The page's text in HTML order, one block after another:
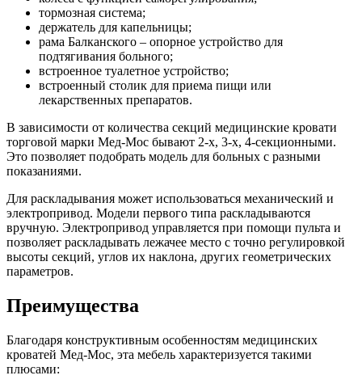
тормозная система;
держатель для капельницы;
рама Балканского – опорное устройство для
подтягивания больного;
встроенное туалетное устройство;
встроенный столик для приема пищи или
лекарственных препаратов.
В зависимости от количества секций медицинские кровати
торговой марки Мед-Мос бывают 2-х, 3-х, 4-секционными.
Это позволяет подобрать модель для больных с разными
показаниями.
Для раскладывания может использоваться механический и
электропривод. Модели первого типа раскладываются
вручную. Электропривод управляется при помощи пульта и
позволяет раскладывать лежачее место с точно регулировкой
высоты секций, углов их наклона, других геометрических
параметров.
Преимущества
Благодаря конструктивным особенностям медицинских
кроватей Мед-Мос, эта мебель характеризуется такими
плюсами: